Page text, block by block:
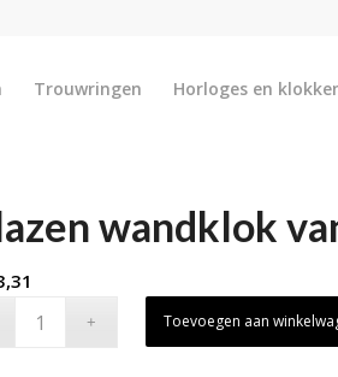
Trouwringen Horloges en
wandklok
Toevoegen aan